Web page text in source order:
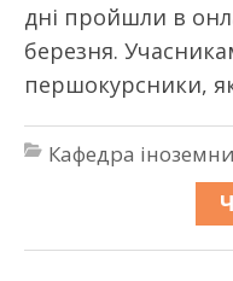
дні пройшли в
березня.
першокурсники,
Кафедра